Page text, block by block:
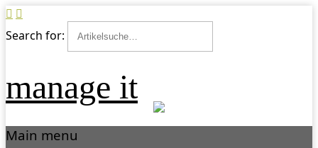
Search for:
manage it
Main menu